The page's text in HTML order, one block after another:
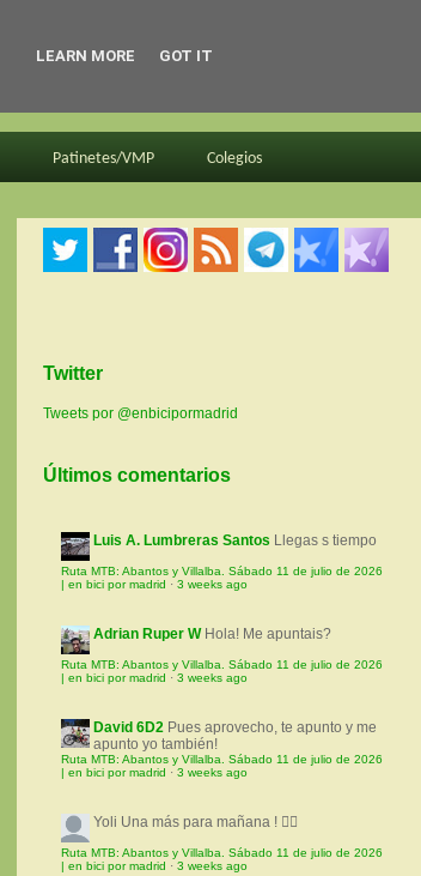
Patinetes/VMP Colegios
Twitter
Tweets por @enbicipormadrid
Últimos comentarios
Luis A. Lumbreras Santos Llegas s tiempo
Ruta MTB: Abantos y Villalba. Sábado 11 de julio de 2026
| en bici por madrid · 3 weeks ago
Adrian Ruper W Hola! Me apuntais?
Ruta MTB: Abantos y Villalba. Sábado 11 de julio de 2026
| en bici por madrid · 3 weeks ago
David 6D2 Pues aprovecho, te apunto y me
apunto yo también!
Ruta MTB: Abantos y Villalba. Sábado 11 de julio de 2026
| en bici por madrid · 3 weeks ago
Yoli Una más para mañana ! 🚵‍♀️
Ruta MTB: Abantos y Villalba. Sábado 11 de julio de 2026
| en bici por madrid · 3 weeks ago
LEARN MORE GOT IT